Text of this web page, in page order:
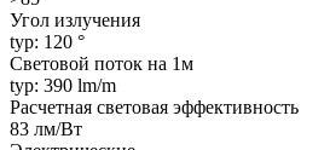
Угол излучения
typ: 120 °
Световой поток на 1м
typ: 390 lm/m
Расчетная световая эффективность
83 лм/Вт